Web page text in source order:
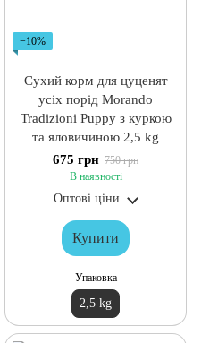
−10%
Сухий корм для цуценят
усіх порід Morando
Tradizioni Puppy з куркою
та яловичиною 2,5 kg
675 грн 750 грн
В наявності
Оптові ціни
Купити
Упаковка
2,5 kg